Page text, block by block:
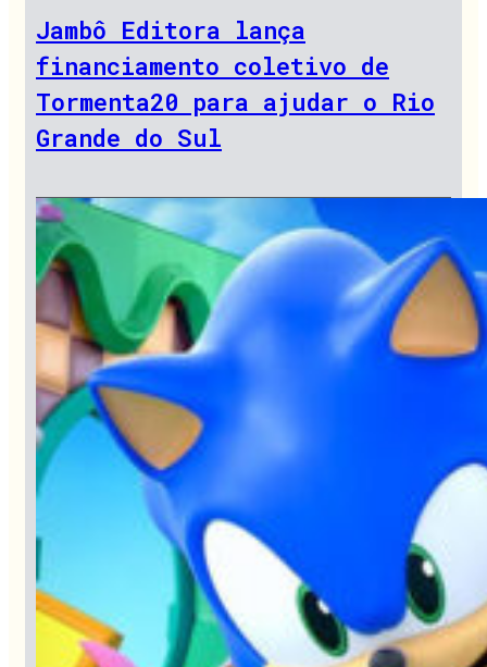
Jambô Editora lança
financiamento coletivo de
Tormenta20 para ajudar o Rio
Grande do Sul